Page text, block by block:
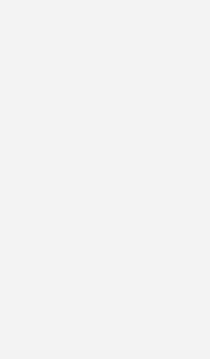
wird Johnson Control
die das dort
nutzen. Die
nach und nach zu
Wärmepumpen. Um die
diese wiederum die
zentralen Hamburger Klärwerk
und Projektierer
Wasser und der
Anlage errichten. Die
gerade unterzeichnet. Mit der
nutzt, kann Hamburg bei der